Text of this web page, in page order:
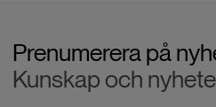
Prenumerera på
Kunskap och